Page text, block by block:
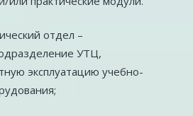
отдел –
УТЦ,
эксплуатацию учебно-